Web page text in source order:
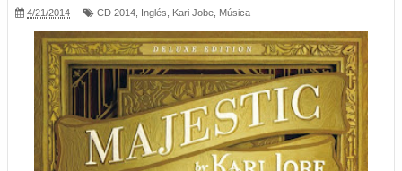
4/21/2014 CD 2014 Inglés Kari Jobe Música